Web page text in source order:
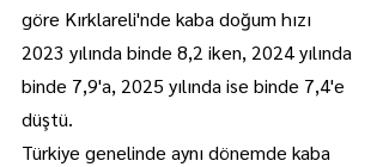
göre Kırklareli'nde kaba doğum hızı
2023 yılında binde 8,2 iken, 2024 yılında
binde 7,9'a, 2025 yılında ise binde 7,4'e
düştü.
Türkiye genelinde aynı dönemde kaba